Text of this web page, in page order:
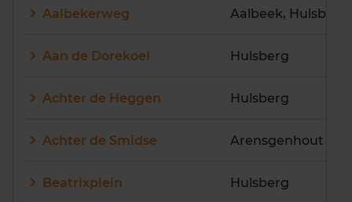
Q
R S U
Aalbekerweg Aalbeek, Hulsberg
Aan de Dorekoel Hulsberg
Achter de Heggen Hulsberg
Achter de Smidse Arensgenhout
Beatrixplein Hulsberg